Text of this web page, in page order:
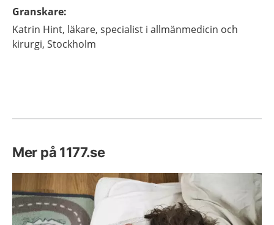
Granskare:
Katrin Hint, läkare, specialist i allmänmedicin och
kirurgi, Stockholm
Mer på 1177.se